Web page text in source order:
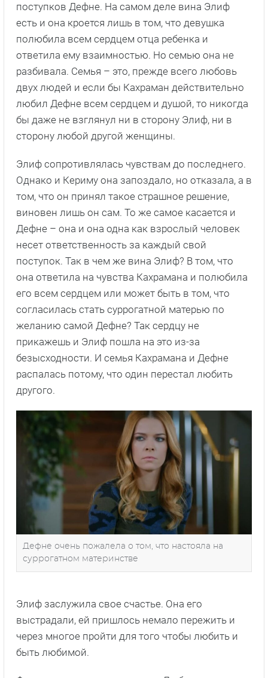
поступков Дефне. На самом деле вина Элиф
есть и она кроется лишь в том, что девушка
полюбила всем сердцем отца ребенка и
ответила ему взаимностью. Но семью она не
разбивала. Семья – это, прежде всего любовь
двух людей и если бы Кахраман действительно
любил Дефне всем сердцем и душой, то никогда
бы даже не взглянул ни в сторону Элиф, ни в
сторону любой другой женщины.
Элиф сопротивлялась чувствам до последнего.
Однако и Кериму она запоздало, но отказала, а в
том, что он принял такое страшное решение,
виновен лишь он сам. То же самое касается и
Дефне – она и она одна как взрослый человек
несет ответственность за каждый свой
поступок. Так в чем же вина Элиф? В том, что
она ответила на чувства Кахрамана и полюбила
его всем сердцем или может быть в том, что
согласилась стать суррогатной матерью по
желанию самой Дефне? Так сердцу не
прикажешь и Элиф пошла на это из-за
безысходности. И семья Кахрамана и Дефне
распалась потому, что один перестал любить
другого.
Дефне очень пожалела о том, что настояла на
суррогатном материнстве
Элиф заслужила свое счастье. Она его
выстрадали, ей пришлось немало пережить и
через многое пройти для того чтобы любить и
быть любимой.